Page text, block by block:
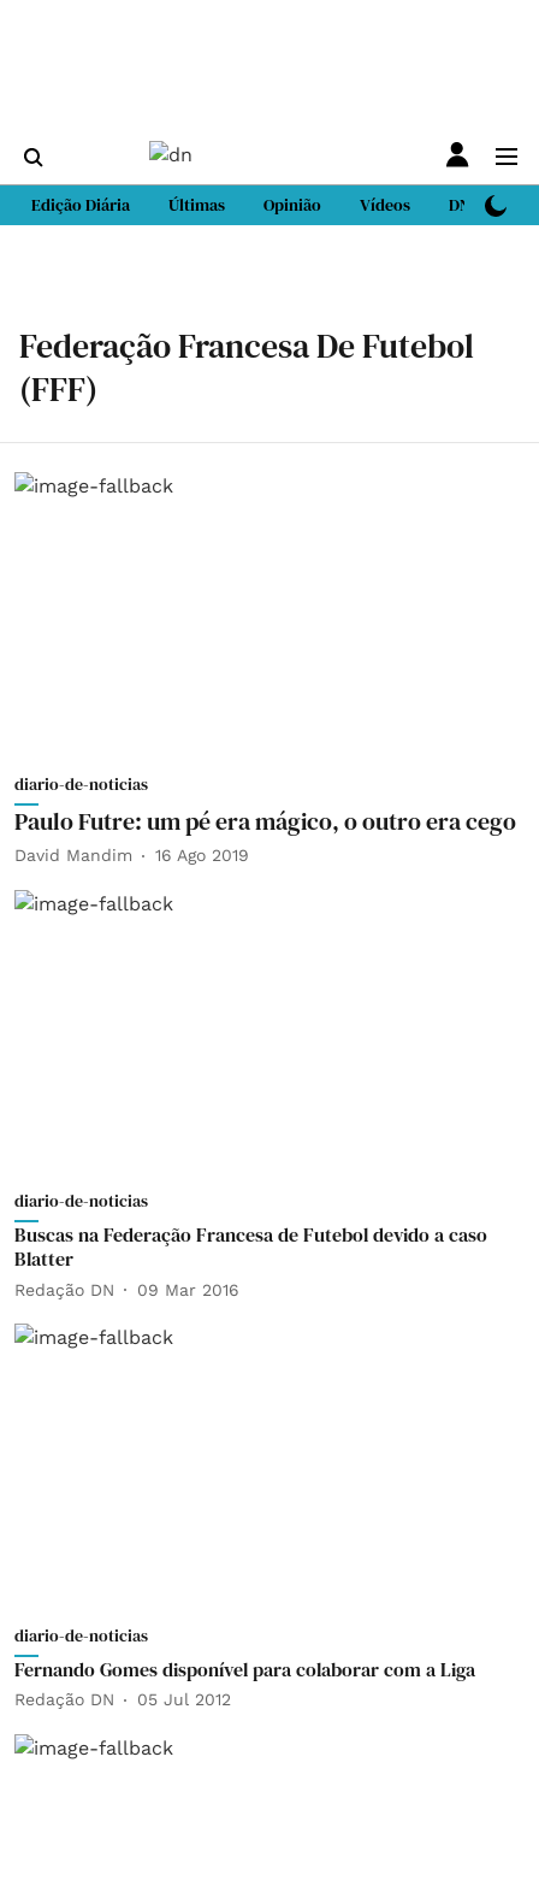
Edição Diária Últimas Opinião Vídeos DN Sport
Federação Francesa De Futebol
(FFF)
diario-de-noticias
Paulo Futre: um pé era mágico, o outro era cego
David Mandim 16 Ago 2019
diario-de-noticias
Buscas na Federação Francesa de Futebol devido a caso
Blatter
Redação DN 09 Mar 2016
diario-de-noticias
Fernando Gomes disponível para colaborar com a Liga
Redação DN 05 Jul 2012